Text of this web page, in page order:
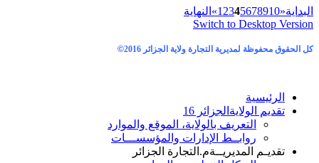
البداية«
1 2345678910
» النهاية
Switch to Desktop Version
كل الحقوق محفوظة لمديرية التجارة ولاية الجزائر 2016 ©
الرئيسية
تقديم الولاية الجزائر 16
التعريف بالولاية، الموقع والموارد
روابــط الإدارات والمؤسســـات
تقديـم المديريــةم.التجارة الجزائر